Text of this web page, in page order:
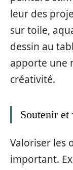
leur des
sur toile,
dessin au
apporte une
créativité.
Soutenir et
Valoriser les
important.